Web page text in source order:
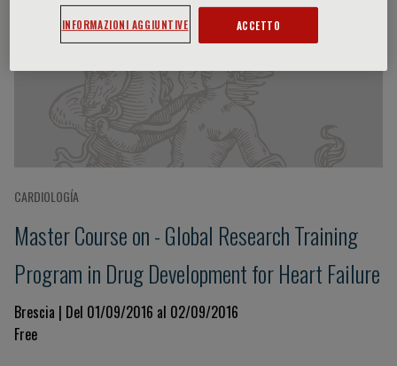
CARDIOLOGÍA
Master Course on - Global Research Training
Program in Drug Development for Heart Failure
Brescia | Del 01/09/2016 al 02/09/2016
Free
INFORMAZIONI AGGIUNTIVE ACCETTO